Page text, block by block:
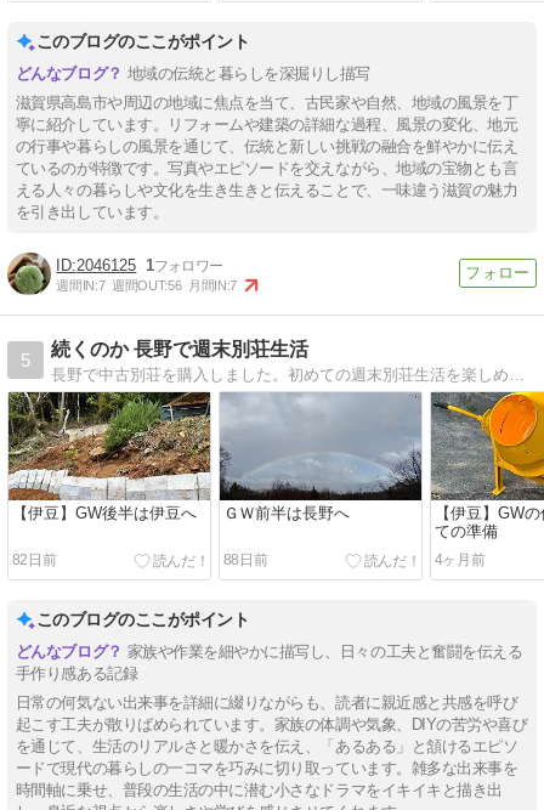
このブログのここがポイント
地域の伝統と暮らしを深掘りし描写
滋賀県高島市や周辺の地域に焦点を当て、古民家や自然、地域の風景を丁
寧に紹介しています。リフォームや建築の詳細な過程、風景の変化、地元
の行事や暮らしの風景を通じて、伝統と新しい挑戦の融合を鮮やかに伝え
ているのが特徴です。写真やエピソードを交えながら、地域の宝物とも言
える人々の暮らしや文化を生き生きと伝えることで、一味違う滋賀の魅力
を引き出しています。
2046125 1
週間IN:7 週間OUT:56 月間IN:7
5
続くのか 長野で週末別荘生活
【伊豆】GW後半は伊豆へ
82日前
ＧＷ前半は長野へ
88日前
【伊豆】GW
ての準備
4ヶ月前
このブログのここがポイント
家族や作業を細やかに描写し、日々の工夫と奮闘を伝える
手作り感ある記録
日常の何気ない出来事を詳細に綴りながらも、読者に親近感と共感を呼び
起こす工夫が散りばめられています。家族の体調や気象、DIYの苦労や喜び
を通じて、生活のリアルさと暖かさを伝え、「あるある」と頷けるエピソ
ードで現代の暮らしの一コマを巧みに切り取っています。雑多な出来事を
時間軸に乗せ、普段の生活の中に潜む小さなドラマをイキイキと描き出